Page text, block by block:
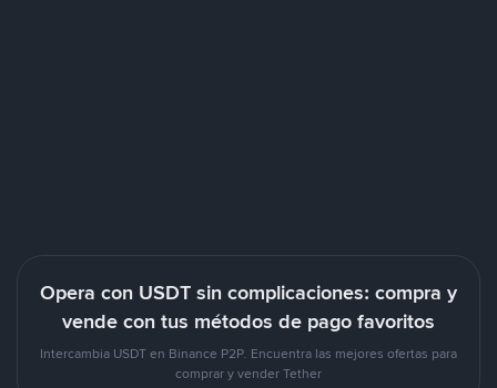
Opera con USDT sin complicaciones: compra y
vende con tus métodos de pago favoritos
Intercambia USDT en Binance P2P. Encuentra las mejores ofertas para
comprar y vender Tether